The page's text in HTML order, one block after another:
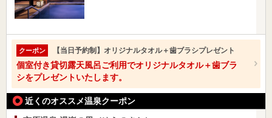
クーポン 【当日予約制】オリジナルタオル＋歯ブラシプレゼント
個室付き貸切露天風呂ご利用でオリジナルタオル＋歯ブラ
シをプレゼントいたします。
近くのオススメ温泉クーポン